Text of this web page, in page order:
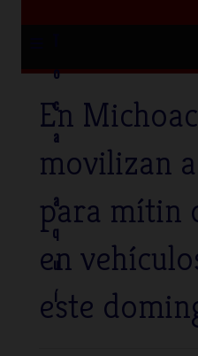
o
c
a
a
q
u
í
En
movilizan
para mítin
en
este